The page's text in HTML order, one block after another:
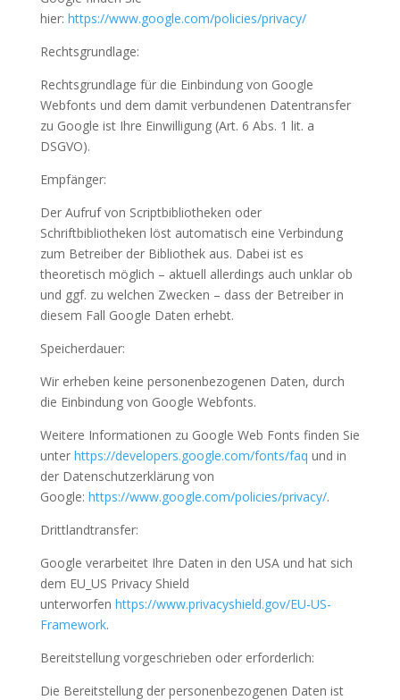
hier: https://www.google.com/policies/privacy/
Rechtsgrundlage:
Rechtsgrundlage für die Einbindung von Google
Webfonts und dem damit verbundenen Datentransfer
zu Google ist Ihre Einwilligung (Art. 6 Abs. 1 lit. a
DSGVO).
Empfänger:
Der Aufruf von Scriptbibliotheken oder
Schriftbibliotheken löst automatisch eine Verbindung
zum Betreiber der Bibliothek aus. Dabei ist es
theoretisch möglich – aktuell allerdings auch unklar ob
und ggf. zu welchen Zwecken – dass der Betreiber in
diesem Fall Google Daten erhebt.
Speicherdauer:
Wir erheben keine personenbezogenen Daten, durch
die Einbindung von Google Webfonts.
Weitere Informationen zu Google Web Fonts finden Sie
unter https://developers.google.com/fonts/faq und in
der Datenschutzerklärung von
Google: https://www.google.com/policies/privacy/.
Drittlandtransfer:
Google verarbeitet Ihre Daten in den USA und hat sich
dem EU_US Privacy Shield
unterworfen https://www.privacyshield.gov/EU-US-
Framework.
Bereitstellung vorgeschrieben oder erforderlich:
Die Bereitstellung der personenbezogenen Daten ist